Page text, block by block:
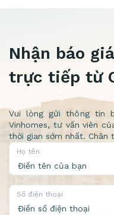
Nhận báo giá
trực tiếp từ
Vui lòng gửi thông tin
Vinhomes, tư vấn viên
thời gian sớm nhất. Chân
Họ tên
Số điện thoại